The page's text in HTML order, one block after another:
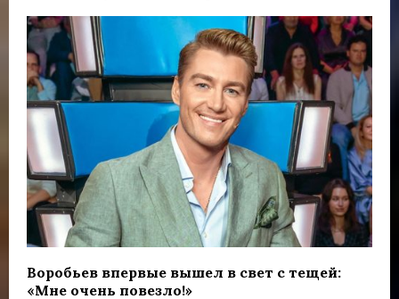
Воробьев впервые вышел в свет с тещей:
«Мне очень повезло!»